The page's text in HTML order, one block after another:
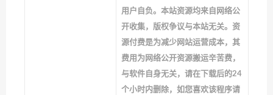
用户自负。本站资源均来自网络公
开收集，版权争议与本站无关。资
源付费是为减少网站运营成本，其
费用为网络公开资源搬运辛苦费，
与软件自身无关，请在下载后的24
个小时内删除，如您喜欢该程序请